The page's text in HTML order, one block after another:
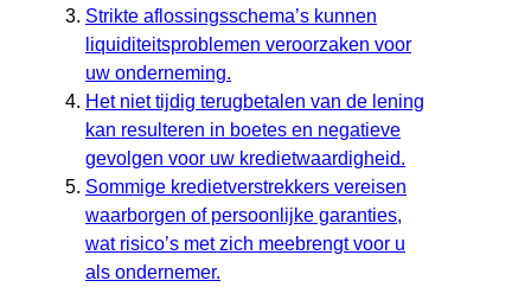
Strikte aflossingsschema’s kunnen
liquiditeitsproblemen veroorzaken voor
uw onderneming.
Het niet tijdig terugbetalen van de lening
kan resulteren in boetes en negatieve
gevolgen voor uw kredietwaardigheid.
Sommige kredietverstrekkers vereisen
waarborgen of persoonlijke garanties,
wat risico’s met zich meebrengt voor u
als ondernemer.